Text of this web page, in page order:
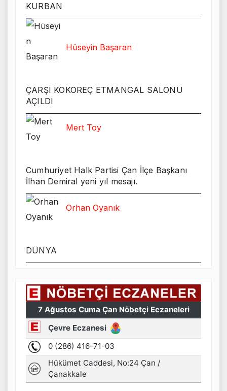
KURBAN
Hüseyin Başaran
ÇARŞI KOKOREÇ ETMANGAL SALONU
AÇILDI
Mert Toy
Cumhuriyet Halk Partisi Çan İlçe Başkanı
İlhan Demiral yeni yıl mesajı.
Orhan Oyanık
DÜNYA